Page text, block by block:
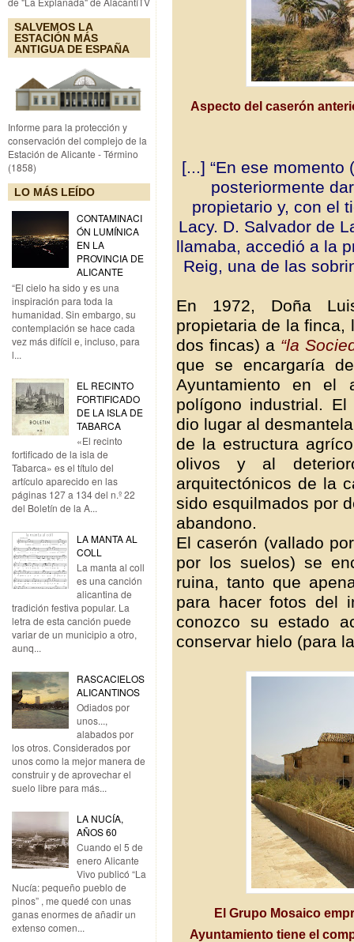
SALVEMOS LA
ESTACIÓN MÁS
ANTIGUA DE ESPAÑA
Informe para la protección y
conservación del complejo de la
Estación de Alicante - Término
(1858)
LO MÁS LEÍDO
CONTAMINACI
ÓN LUMÍNICA
EN LA
PROVINCIA DE
ALICANTE
“El cielo ha sido y es una
inspiración para toda la
humanidad. Sin embargo, su
contemplación se hace cada
vez más difícil e, incluso, para
l...
EL RECINTO
FORTIFICADO
DE LA ISLA DE
TABARCA
«El recinto
fortificado de la isla de
Tabarca» es el título del
artículo aparecido en las
páginas 127 a 134 del n.º 22
del Boletín de la A...
LA MANTA AL
COLL
La manta al coll
es una canción
alicantina de
tradición festiva popular. La
letra de esta canción puede
variar de un municipio a otro,
aunq...
RASCACIELOS
ALICANTINOS
Odiados por
unos...,
alabados por
los otros. Considerados por
unos como la mejor manera de
construir y de aprovechar el
suelo libre para más...
LA NUCÍA,
AÑOS 60
Cuando el 5 de
enero Alicante
Vivo publicó “La
Nucía: pequeño pueblo de
pinos” , me quedé con unas
ganas enormes de añadir un
extenso comen...
Aspecto del caserón
[...] “En ese
posteriormente
propietario y, con el
Lacy. D. Salvador de
llamaba, accedió a la
Reig, una de las
En 1972, Doña
propietaria de la finca,
dos fincas) a “la
que se encargaría
Ayuntamiento en el
polígono industrial.
dio lugar al
de la estructura
olivos y al
arquitectónicos de la
sido esquilmados por
abandono.
El caserón (vallado
por los suelos) se
ruina, tanto que
para hacer fotos del
conozco su estado
conservar hielo (para
El Grupo Mosaico
Ayuntamiento tiene el